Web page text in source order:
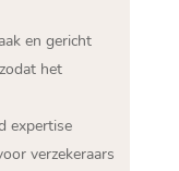
en gericht
het
expertise
verzekeraars